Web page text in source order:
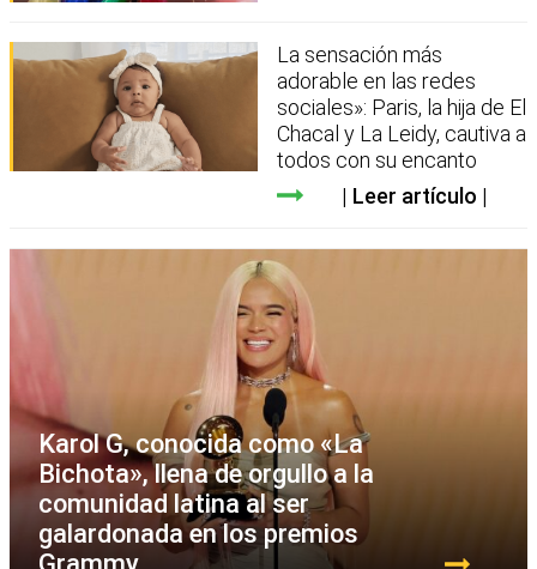
La sensación más
adorable en las redes
sociales»: Paris, la hija de El
Chacal y La Leidy, cautiva a
todos con su encanto
Leer artículo
Karol G, conocida como «La
Bichota», llena de orgullo a la
comunidad latina al ser
galardonada en los premios